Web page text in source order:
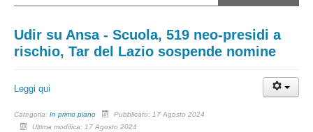
Udir su Ansa - Scuola, 519 neo-presidi a
rischio, Tar del Lazio sospende nomine
Leggi qui
Categoria: In primo piano
Pubblicato: 17 Agosto 2024
Ultima modifica: 17 Agosto 2024